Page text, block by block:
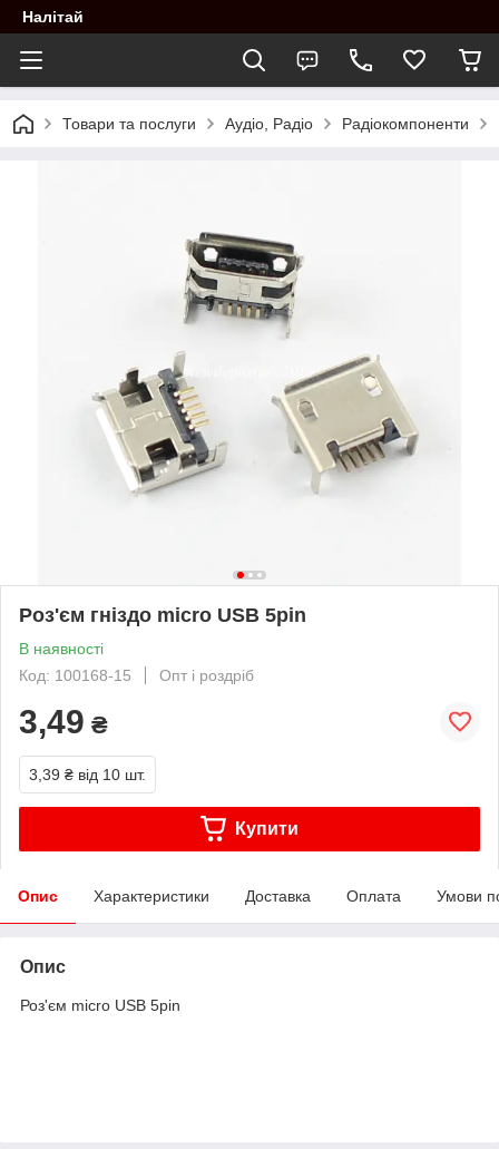
Налітай
Товари та послуги Аудіо, Радіо Радіокомпоненти
Роз'єм гніздо micro USB 5pin
В наявності
Код: 100168-15
Опт і роздріб
3,49 ₴
3,39 ₴ від 10 шт.
Купити
Опис Характеристики Доставка Оплата Умови
Опис
Роз'єм micro USB 5pin